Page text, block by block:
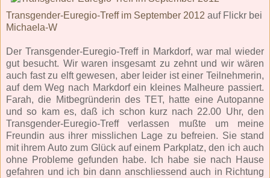
Transgender-Euregio-Treff im September 2012 auf Flickr bei
Michaela-W
Der Transgender-Euregio-Treff in Markdorf, war mal wieder
gut besucht. Wir waren insgesamt zu zehnt und wir wären
auch fast zu elft gewesen, aber leider ist einer Teilnehmerin,
auf dem Weg nach Markdorf ein kleines Malheure passiert.
Farah, die Mitbegründerin des TET, hatte eine Autopanne
und so kam es, daß ich schon kurz nach 22.00 Uhr, den
Transgender-Euregio-Treff verlassen mußte um meine
Freundin aus ihrer misslichen Lage zu befreien. Sie stand
mit ihrem Auto zum Glück auf einem Parkplatz, den ich auch
ohne Probleme gefunden habe. Ich habe sie nach Hause
gefahren und ich bin dann anschliessend auch in Richtung